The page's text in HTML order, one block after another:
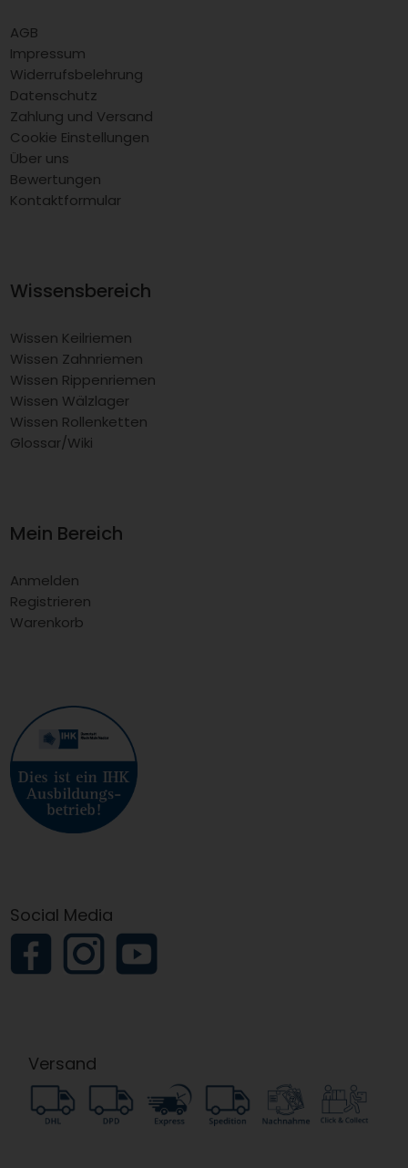
AGB
Impressum
Widerrufsbelehrung
Datenschutz
Zahlung und Versand
Cookie Einstellungen
Über uns
Bewertungen
Kontaktformular
Wissensbereich
Wissen Keilriemen
Wissen Zahnriemen
Wissen Rippenriemen
Wissen Wälzlager
Wissen Rollenketten
Glossar/Wiki
Mein Bereich
Anmelden
Registrieren
Warenkorb
Social Media
Versand